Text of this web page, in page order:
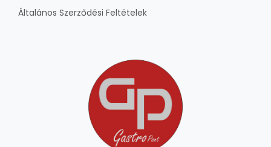
Általános Szerződési Feltételek